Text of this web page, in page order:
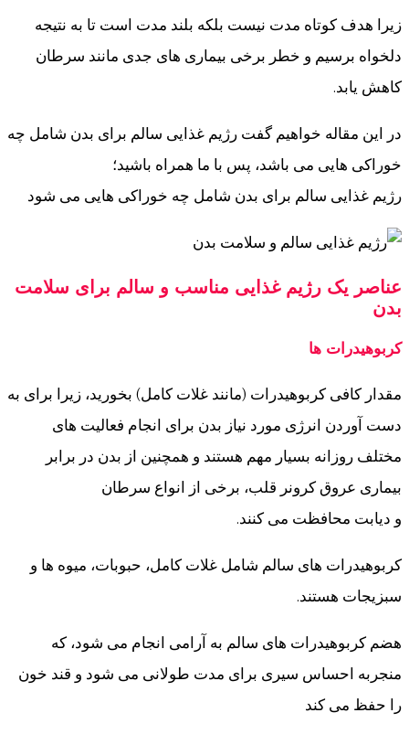
زیرا هدف کوتاه مدت نیست بلکه بلند مدت است تا به نتیجه
دلخواه برسیم و خطر برخی بیماری های جدی مانند سرطان
کاهش یابد.
در این مقاله خواهیم گفت رژیم غذایی سالم برای بدن شامل چه
خوراکی هایی می باشد، پس با ما همراه باشید؛
رژیم غذایی سالم برای بدن شامل چه خوراکی هایی می شود
عناصر یک رژیم غذایی مناسب و سالم برای سلامت
بدن
کربوهیدرات ها
مقدار کافی کربوهیدرات (مانند غلات کامل) بخورید، زیرا برای به
دست آوردن انرژی مورد نیاز بدن برای انجام فعالیت های
مختلف روزانه بسیار مهم هستند و همچنین از بدن در برابر
بیماری عروق کرونر قلب، برخی از انواع سرطان
و دیابت محافظت می کنند.
کربوهیدرات های سالم شامل غلات کامل، حبوبات، میوه ها و
سبزیجات هستند.
هضم کربوهیدرات های سالم به آرامی انجام می شود، که
منجربه احساس سیری برای مدت طولانی می شود و قند خون
را حفظ می کند